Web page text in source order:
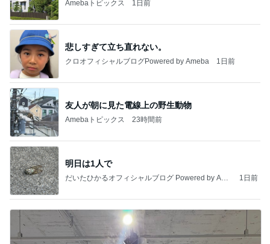
Amebaトピックス 1日前
悲しすぎて立ち直れない。
クロオフィシャルブログPowered by Ameba 1日前
友人が朝に見た電線上の野生動物
Amebaトピックス 23時間前
明日は1人で
だいたひかるオフィシャルブログ Powered by Ame
1日前